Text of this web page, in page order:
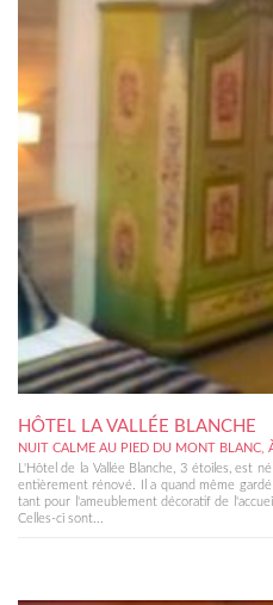
HÔTEL LA VALLÉE BLANCHE
NUIT CALME AU PIED DU MONT
L'Hôtel de la Vallée Blanche, 3 étoiles, est
entièrement rénové. Il a quand même
tant pour l'ameublement décoratif de
Celles-ci sont...